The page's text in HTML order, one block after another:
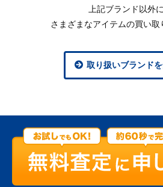
上記ブランド以外に
さまざまなアイテムの買い取
取り扱いブランド